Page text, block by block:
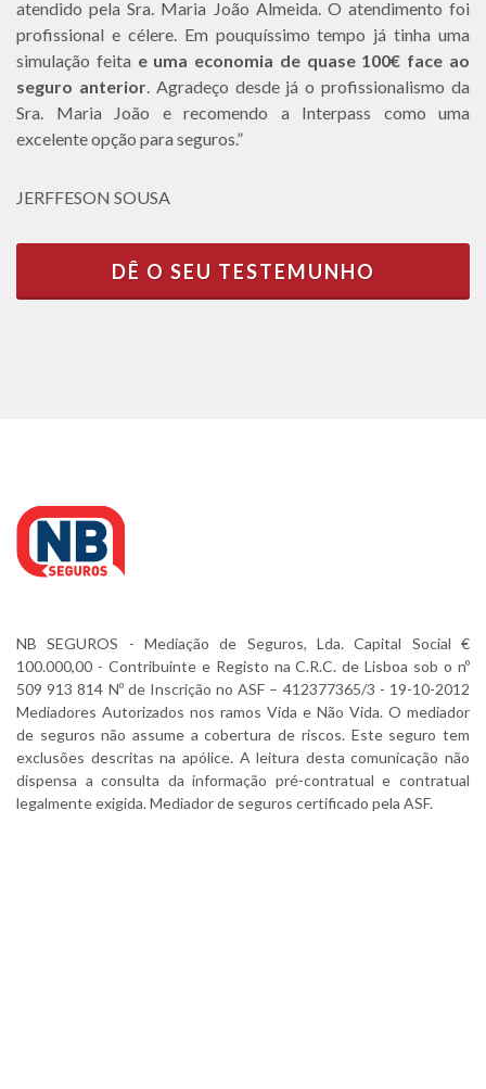
atendido pela Sra. Maria João Almeida. O atendimento foi
profissional e célere. Em pouquíssimo tempo já tinha uma
simulação feita e uma economia de quase 100€ face ao
seguro anterior. Agradeço desde já o profissionalismo da
Sra. Maria João e recomendo a Interpass como uma
excelente opção para seguros.”
JERFFESON SOUSA
DÊ O SEU TESTEMUNHO
NB SEGUROS - Mediação de Seguros, Lda. Capital Social €
100.000,00 - Contribuinte e Registo na C.R.C. de Lisboa sob o nº
509 913 814 Nº de Inscrição no ASF – 412377365/3 - 19-10-2012
Mediadores Autorizados nos ramos Vida e Não Vida. O mediador
de seguros não assume a cobertura de riscos. Este seguro tem
exclusões descritas na apólice. A leitura desta comunicação não
dispensa a consulta da informação pré-contratual e contratual
legalmente exigida. Mediador de seguros certificado pela ASF.